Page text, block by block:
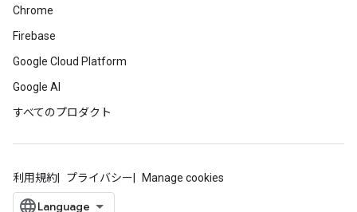
Chrome
Firebase
Google Cloud Platform
Google AI
すべてのプロダクト
利用規約 プライバシー Manage cookies